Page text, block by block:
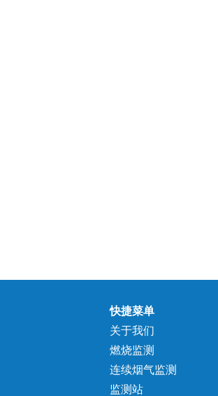
快捷菜单
关于我们
燃烧监测
连续烟气监测
监测站